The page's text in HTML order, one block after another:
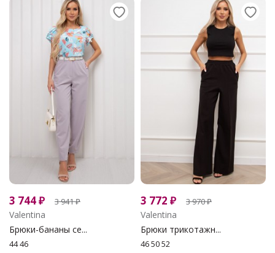
3 744₽ 3 941₽
Valentina
Брюки-бананы се...
44 46
3 772 ₽ 3 970₽
Valentina
Брюки трикотажн...
46 50 52